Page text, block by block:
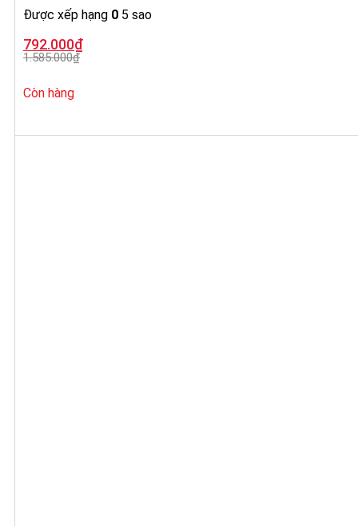
Được xếp hạng 0 5 sao
1.585.000₫
Giá
gốc
là:
792.000₫
Giá
hiện
tại
792.000₫.
Còn hàng